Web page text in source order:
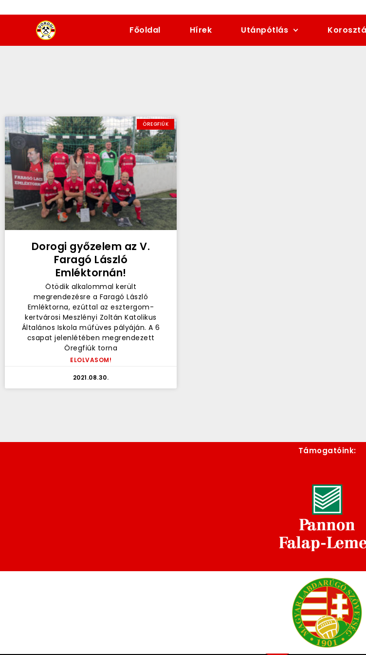
Főoldal Hírek Utánpótlás
ÖREGFIÚK
Dorogi győzelem az V.
Faragó László
Emléktornán!
Ötödik alkalommal került
megrendezésre a Faragó László
Emléktorna, ezúttal az esztergom-
kertvárosi Meszlényi Zoltán Katolikus
Általános Iskola műfüves pályáján. A 6
csapat jelenlétében megrendezett
Öregfiúk torna
ELOLVASOM!
2021.08.30.
Támogatóink: